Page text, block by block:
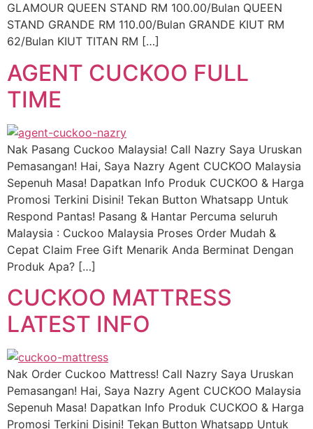
GLAMOUR QUEEN STAND RM 100.00/Bulan QUEEN
STAND GRANDE RM 110.00/Bulan GRANDE KIUT RM
62/Bulan KIUT TITAN RM […]
AGENT CUCKOO FULL
TIME
Nak Pasang Cuckoo Malaysia! Call Nazry Saya Uruskan
Pemasangan! Hai, Saya Nazry Agent CUCKOO Malaysia
Sepenuh Masa! Dapatkan Info Produk CUCKOO & Harga
Promosi Terkini Disini! Tekan Button Whatsapp Untuk
Respond Pantas! Pasang & Hantar Percuma seluruh
Malaysia : Cuckoo Malaysia Proses Order Mudah &
Cepat Claim Free Gift Menarik Anda Berminat Dengan
Produk Apa? […]
CUCKOO MATTRESS
LATEST INFO
Nak Order Cuckoo Mattress! Call Nazry Saya Uruskan
Pemasangan! Hai, Saya Nazry Agent CUCKOO Malaysia
Sepenuh Masa! Dapatkan Info Produk CUCKOO & Harga
Promosi Terkini Disini! Tekan Button Whatsapp Untuk